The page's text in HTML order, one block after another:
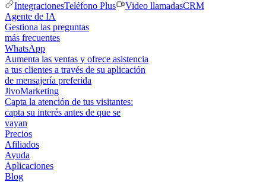
IntegracionesTeléfono Plus Video llamadasCRM
Agente de IA
Gestiona las preguntas
más frecuentes
WhatsApp
Aumenta las ventas y ofrece asistencia
a tus clientes a través de su aplicación
de mensajería preferida
JivoMarketing
Capta la atención de tus visitantes:
capta su interés antes de que se
vayan
Precios
Afiliados
Ayuda
Aplicaciones
Blog